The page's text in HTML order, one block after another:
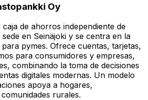
Oy
de ahorros independiente de
en Seinäjoki y se centra en la
pymes. Ofrece cuentas, tarjetas,
para consumidores y empresas,
combinando la toma de decisiones
digitales modernas. Un modelo
apoya a hogares,
rurales.